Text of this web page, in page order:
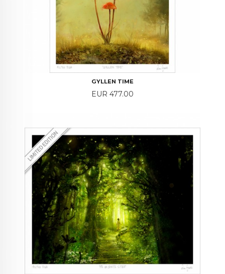
GYLLEN TIME
Price
EUR 477.00